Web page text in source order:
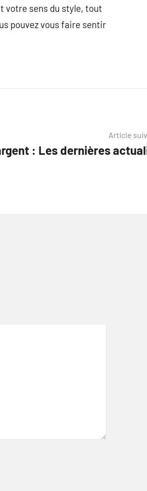
votre sens du style, tout
pouvez vous faire sentir
Article
: Les dernières